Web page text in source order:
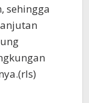
sehingga